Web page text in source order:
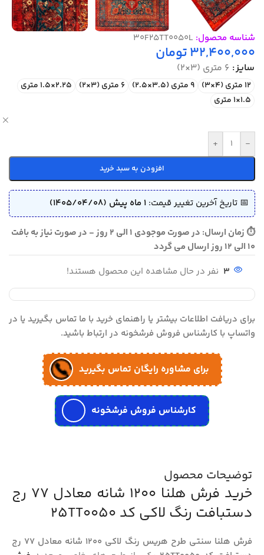
شناسه محصول: 30F25TT0050L
32,400,000تومان
سایز 6 متری (3×2)
12 متری (4×3) 9 متری (3.5×2.5) 6 متری (3×2)
2.25×1.5 متری
1.5×1 متری
-
+
افزودن به سبد خرید
📅 تاریخ آخرین تغییر قیمت: 1 ماه پیش (1405/04/08)
⏱ زمان ارسال: در صورت موجودی 1 الی 2 روز - در صورت نیاز به بافت
10 الی 12 روز ارسال می گردد
3 نفر در حال مشاهده این محصول هستند!
برای دریافت اطلاعات بیشتر یا راهنمای خرید با ما تماس بگیرید یا در
واتساپ با کارشناس فروش فرشخونه در ارتباط باشید.
برای مشاوره رایگان تماس بگیرید
کارشناس فروش فرشخونه
توضیحات محصول
خرید فرش هلنا 1200 شانه معادل 77 رج
دستبافت رنگ لاکی کد 25TT0050
فرش هلنا سنتی طرح هریس رنگ لاکی 1200 شانه معادل 77 رج